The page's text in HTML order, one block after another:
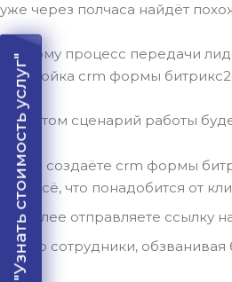
уже через полчаса найдёт
Поэтому процесс передачи
настройка crm формы
При этом сценарий работы
Вы создаёте crm формы
– всё, что понадобится от
Далее отправляете ссылку
Его сотрудники,
"Узнать стоимость услуг"